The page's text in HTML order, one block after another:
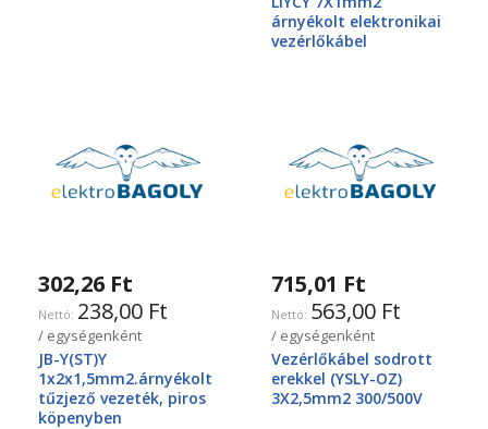
árnyékolt elektronikai
vezérlőkábel
302,26 Ft
238,00 Ft
/ egységenként
JB-Y(ST)Y
1x2x1,5mm2.árnyékolt
tűzjező vezeték, piros
köpenyben
715,01 Ft
563,00 Ft
/ egységenként
Vezérlőkábel sodrott
erekkel (YSLY-OZ)
3X2,5mm2 300/500V